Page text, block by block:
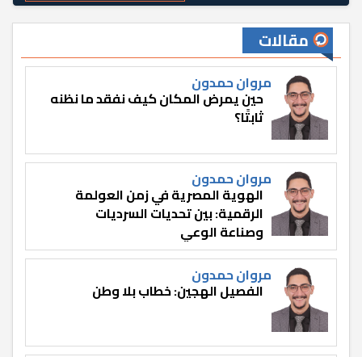
مقالات
مروان حمدون
حين يمرض المكان كيف نفقد ما نظنه
ثابتًا؟
مروان حمدون
الهوية المصرية في زمن العولمة
الرقمية: بين تحديات السرديات
وصناعة الوعي
مروان حمدون
الفصيل الهجين: خطاب بلا وطن